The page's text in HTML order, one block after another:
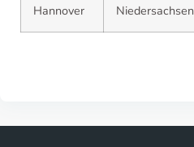
Hannover Niedersachsen